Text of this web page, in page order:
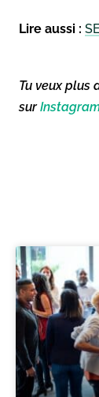
Lire aussi :
Tu veux plus
sur